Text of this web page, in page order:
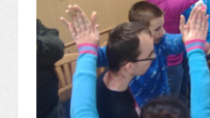
Gyermek- és
Étlap
Projektjeink
Digitális témahét 2016
EFOP-3.1.6